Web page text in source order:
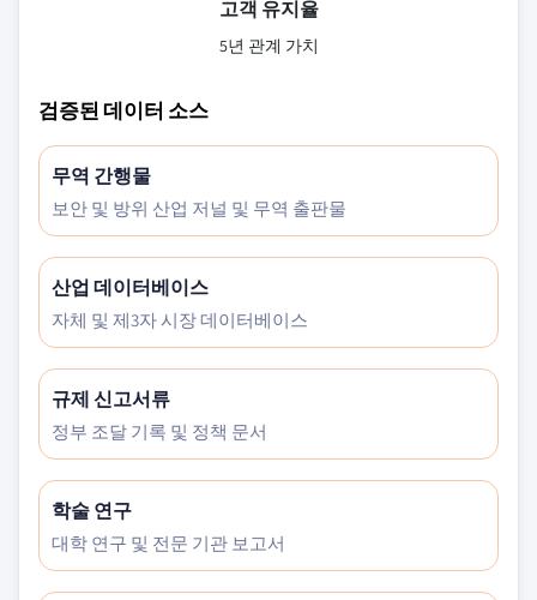
고객 유지율
5년 관계 가치
검증된 데이터 소스
무역 간행물
보안 및 방위 산업 저널 및 무역 출판물
산업 데이터베이스
자체 및 제3자 시장 데이터베이스
규제 신고서류
정부 조달 기록 및 정책 문서
학술 연구
대학 연구 및 전문 기관 보고서